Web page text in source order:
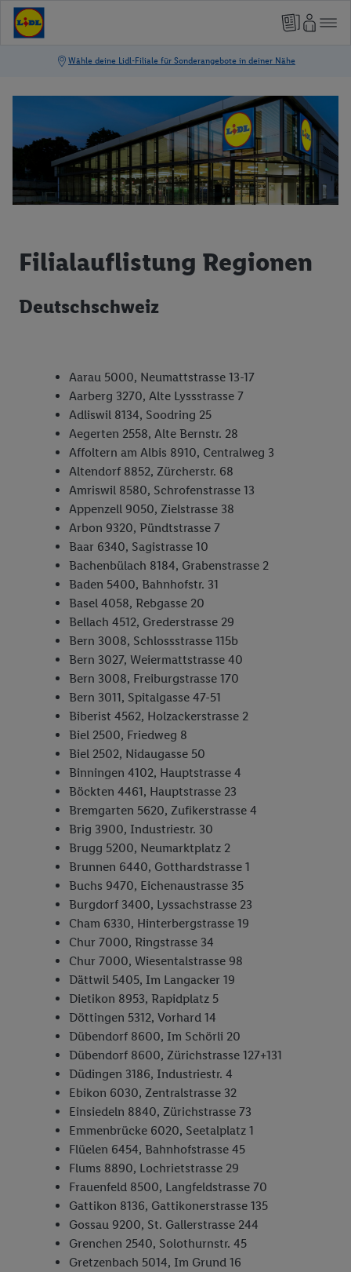
Filialauflistung Regionen
Deutschschweiz
Aarau 5000, Neumattstrasse 13-17
Aarberg 3270, Alte Lyssstrasse 7
Adliswil 8134, Soodring 25
Aegerten 2558, Alte Bernstr. 28
Affoltern am Albis 8910, Centralweg 3
Altendorf 8852, Zürcherstr. 68
Amriswil 8580, Schrofenstrasse 13
Appenzell 9050, Zielstrasse 38
Arbon 9320, Pündtstrasse 7
Baar 6340, Sagistrasse 10
Bachenbülach 8184, Grabenstrasse 2
Baden 5400, Bahnhofstr. 31
Basel 4058, Rebgasse 20
Bellach 4512, Grederstrasse 29
Bern 3008, Schlossstrasse 115b
Bern 3027, Weiermattstrasse 40
Bern 3008, Freiburgstrasse 170
Bern 3011, Spitalgasse 47-51
Biberist 4562, Holzackerstrasse 2
Biel 2500, Friedweg 8
Biel 2502, Nidaugasse 50
Binningen 4102, Hauptstrasse 4
Böckten 4461, Hauptstrasse 23
Bremgarten 5620, Zufikerstrasse 4
Brig 3900, Industriestr. 30
Brugg 5200, Neumarktplatz 2
Brunnen 6440, Gotthardstrasse 1
Buchs 9470, Eichenaustrasse 35
Burgdorf 3400, Lyssachstrasse 23
Cham 6330, Hinterbergstrasse 19
Chur 7000, Ringstrasse 34
Chur 7000, Wiesentalstrasse 98
Dättwil 5405, Im Langacker 19
Dietikon 8953, Rapidplatz 5
Döttingen 5312, Vorhard 14
Dübendorf 8600, Im Schörli 20
Dübendorf 8600, Zürichstrasse 127+131
Düdingen 3186, Industriestr. 4
Ebikon 6030, Zentralstrasse 32
Einsiedeln 8840, Zürichstrasse 73
Emmenbrücke 6020, Seetalplatz 1
Flüelen 6454, Bahnhofstrasse 45
Flums 8890, Lochrietstrasse 29
Frauenfeld 8500, Langfeldstrasse 70
Gattikon 8136, Gattikonerstrasse 135
Gossau 9200, St. Gallerstrasse 244
Grenchen 2540, Solothurnstr. 45
Gretzenbach 5014, Im Grund 16